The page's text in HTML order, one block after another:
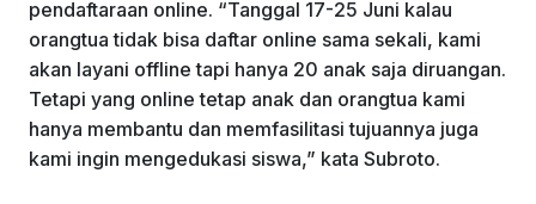
pendaftaraan online. “Tanggal 17-25 Juni kalau
orangtua tidak bisa daftar online sama sekali, kami
akan layani offline tapi hanya 20 anak saja diruangan.
Tetapi yang online tetap anak dan orangtua kami
hanya membantu dan memfasilitasi tujuannya juga
kami ingin mengedukasi siswa,” kata Subroto.